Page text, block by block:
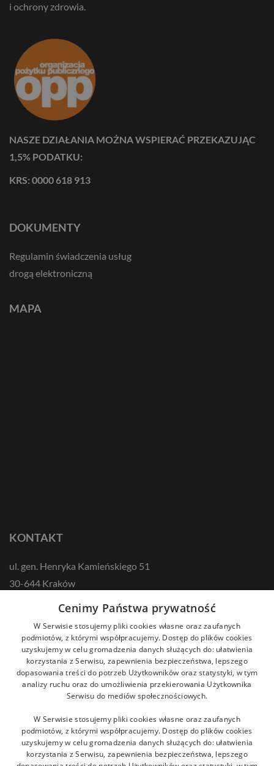
i ochrony zdrowia.
NASZE DZIAŁANIA MOŻNA WSPIERAĆ PRZEKAZUJĄC
1,5% PODATKU:
KRS: 0000 618 913
DOKUMENTY
Regulamin świadczenia usług
drogą elektroniczną
MAPA
KONTAKT
ul. gen. Henryka Kamieńskiego 51
30-644 Kraków
kontakt@zikodlazdrowia.org
DOWIEDZ SIĘ WIĘCEJ!
Cenimy Państwa prywatność
W Serwisie stosujemy pliki cookies własne oraz zaufanych
podmiotów, z którymi współpracujemy. Dostęp do plików cookies
uzyskujemy w celu gromadzenia danych służących do: ułatwienia
korzystania z Serwisu, zapewnienia bezpieczeństwa, lepszego
dopasowania treści do potrzeb Użytkowników oraz statystyki, w tym
analizy ruchu oraz do umożliwienia przekierowania Użytkownika
Serwisu do mediów społecznościowych.
W Serwisie stosujemy pliki cookies własne oraz zaufanych
podmiotów, z którymi współpracujemy. Dostęp do plików cookies
uzyskujemy w celu gromadzenia danych służących do: ułatwienia
korzystania z Serwisu, zapewnienia bezpieczeństwa, lepszego